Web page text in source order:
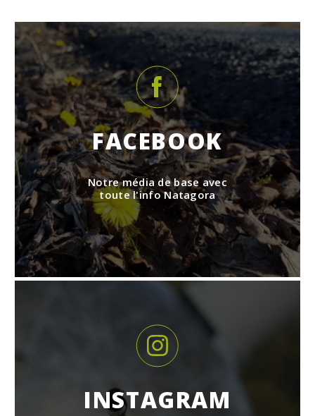
FACEBOOK
Notre média de base avec
toute l'info Natagora
INSTAGRAM